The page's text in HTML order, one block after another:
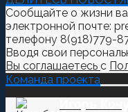
Сообщайте о жизни
электронной почте:
телефону 8(918)779-
Вводя свои
Вы соглашаетесь с
Команда проекта